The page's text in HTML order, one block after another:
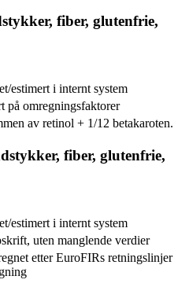
fiber, glutenfrie,
estimert i internt system
på omregningsfaktorer
av retinol + 1/12 betakaroten.
fiber, glutenfrie,
estimert i internt system
uten manglende verdier
etter EuroFIRs retningslinjer